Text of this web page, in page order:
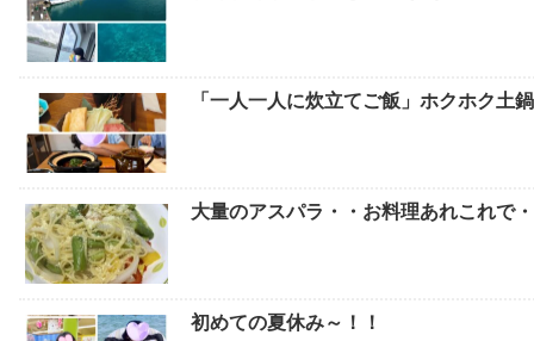
「一人一人に炊立てご飯」ホクホク土
大量のアスパラ・・お料理あれこれで
初めての夏休み～！！